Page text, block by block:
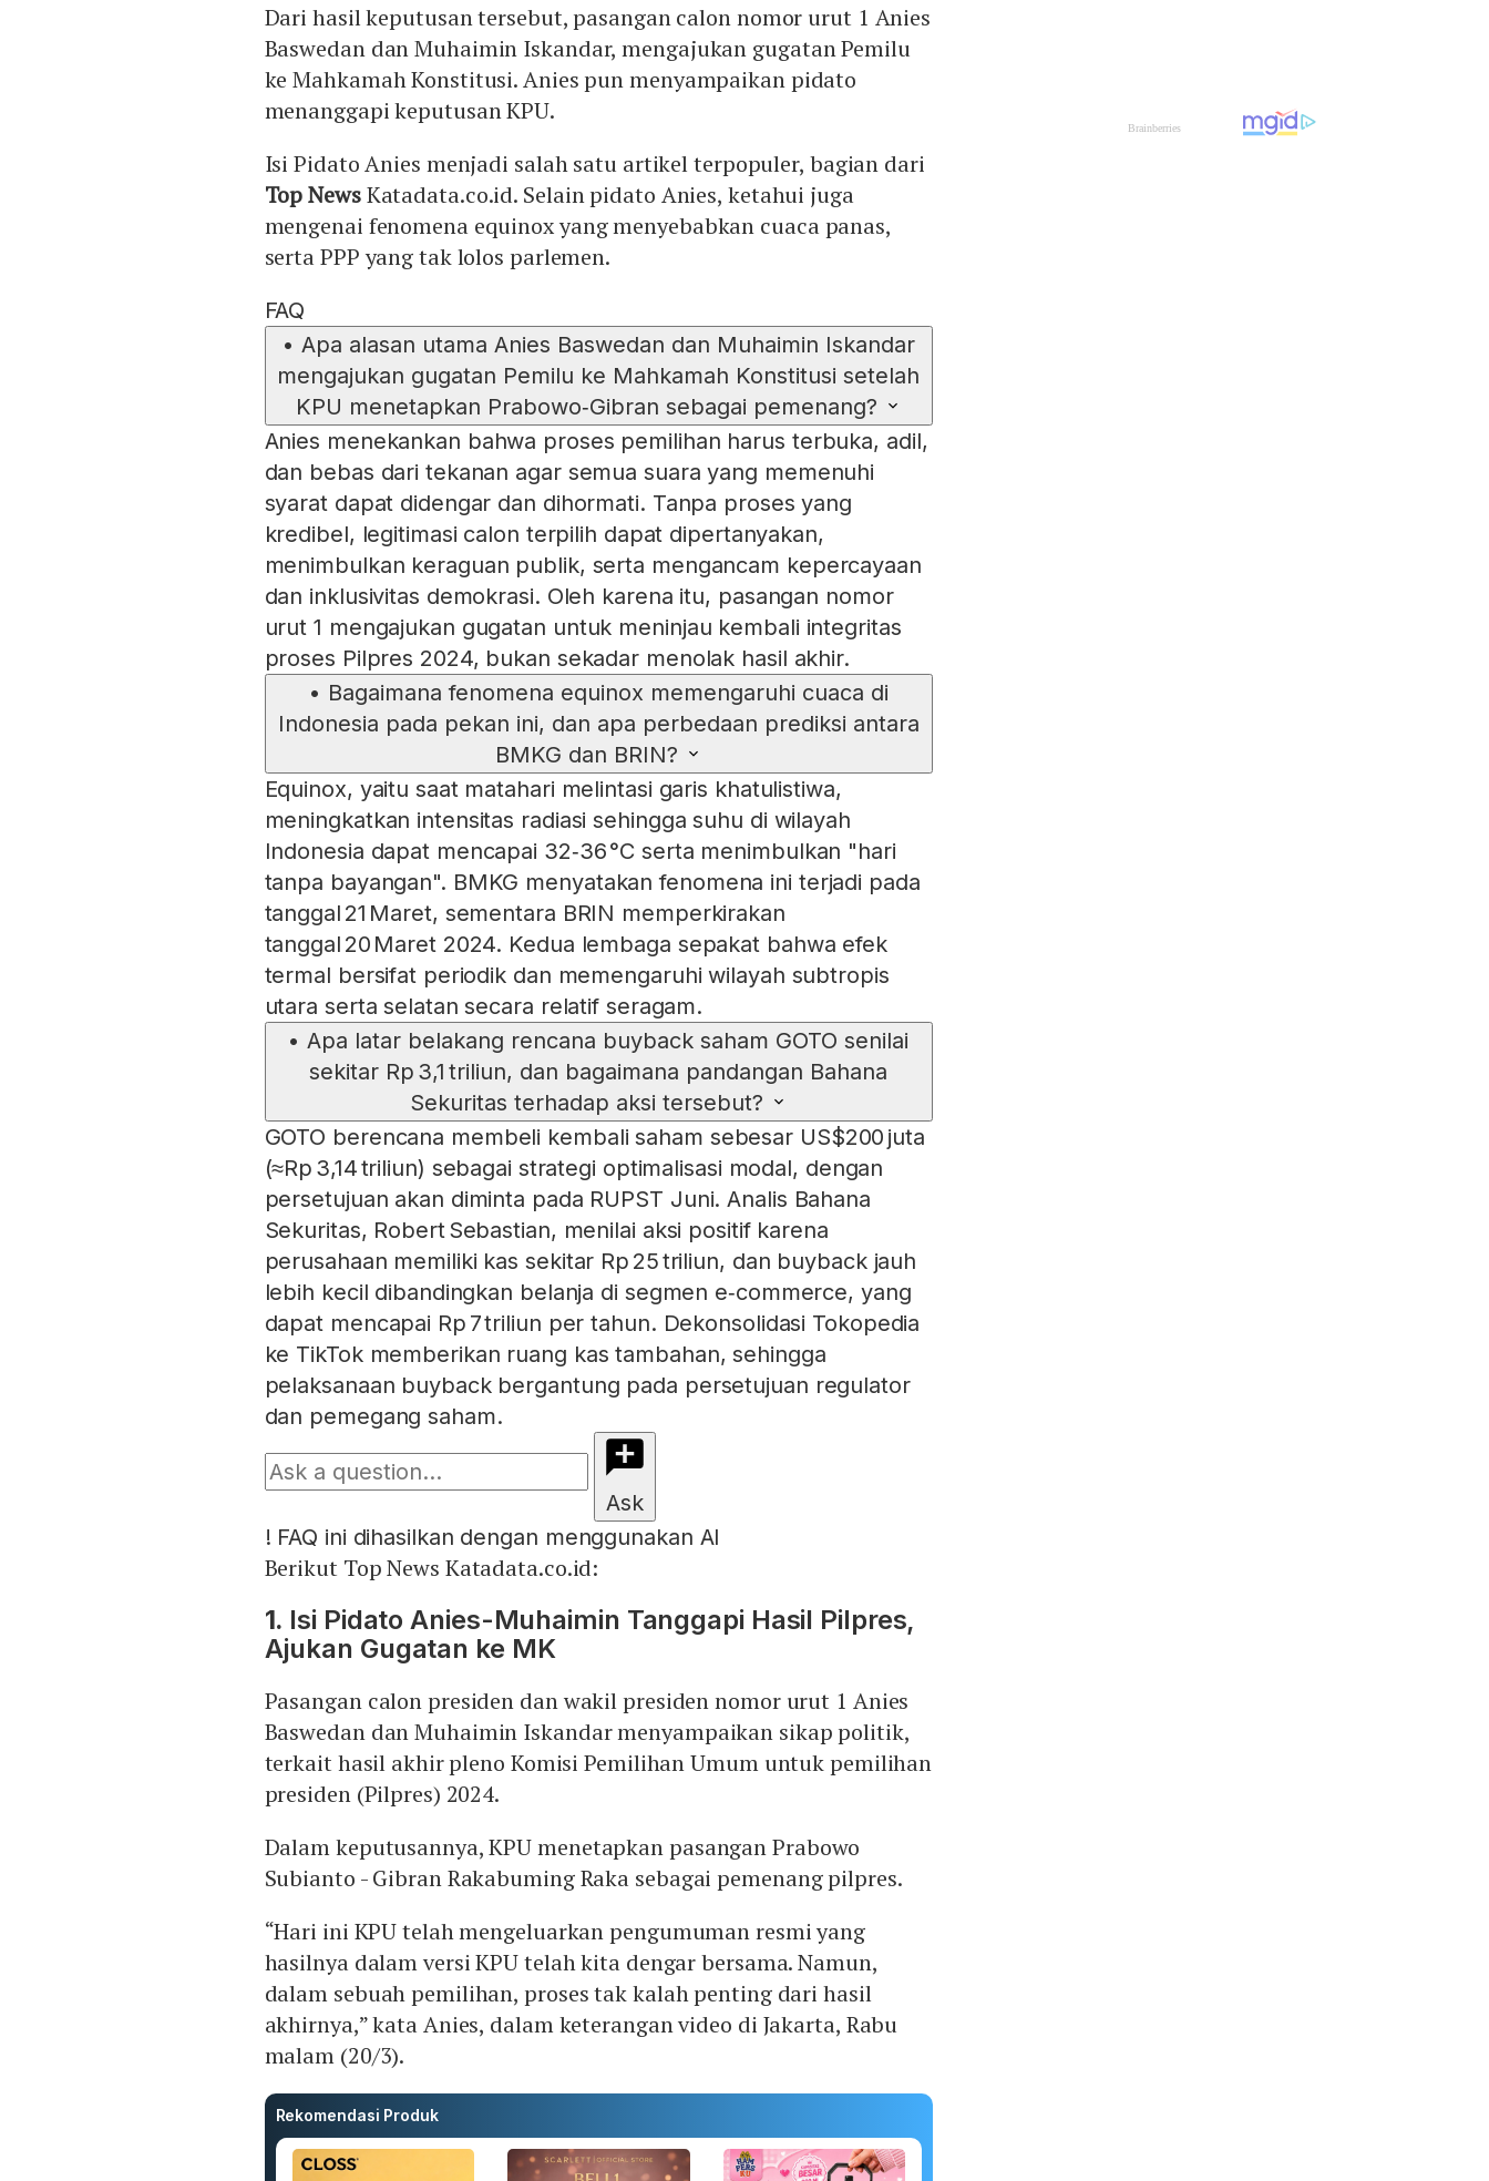
Dari hasil keputusan tersebut, pasangan calon nomor urut 1 Anies
Baswedan dan Muhaimin Iskandar, mengajukan gugatan Pemilu
ke Mahkamah Konstitusi. Anies pun menyampaikan pidato
menanggapi keputusan KPU.
Isi Pidato Anies menjadi salah satu artikel terpopuler, bagian dari
Top NewsKatadata.co.id. Selain pidato Anies, ketahui juga
mengenai fenomena equinox yang menyebabkan cuaca panas,
serta PPP yang tak lolos parlemen.
FAQ
• Apa alasan utama Anies Baswedan dan Muhaimin Iskandar
mengajukan gugatan Pemilu ke Mahkamah Konstitusi setelah
KPU menetapkan Prabowo‑Gibran sebagai pemenang?
Anies menekankan bahwa proses pemilihan harus terbuka, adil,
dan bebas dari tekanan agar semua suara yang memenuhi
syarat dapat didengar dan dihormati. Tanpa proses yang
kredibel, legitimasi calon terpilih dapat dipertanyakan,
menimbulkan keraguan publik, serta mengancam kepercayaan
dan inklusivitas demokrasi. Oleh karena itu, pasangan nomor
urut 1 mengajukan gugatan untuk meninjau kembali integritas
proses Pilpres 2024, bukan sekadar menolak hasil akhir.
• Bagaimana fenomena equinox memengaruhi cuaca di
Indonesia pada pekan ini, dan apa perbedaan prediksi antara
BMK​G dan BRIN?
Equinox, yaitu saat matahari melintasi garis khatulistiwa,
meningkatkan intensitas radiasi sehingga suhu di wilayah
Indonesia dapat mencapai 32‑36 °C serta menimbulkan "hari
tanpa bayangan". BMKG menyatakan fenomena ini terjadi pada
tanggal 21 Maret, sementara BRIN memperkirakan
tanggal 20 Maret 2024. Kedua lembaga sepakat bahwa efek
termal bersifat periodik dan memengaruhi wilayah subtropis
utara serta selatan secara relatif seragam.
• Apa latar belakang rencana buyback saham GOTO senilai
sekitar Rp 3,1 triliun, dan bagaimana pandangan Bahana
Sekuritas terhadap aksi tersebut?
GOTO berencana membeli kembali saham sebesar US$200 juta
(≈Rp 3,14 triliun) sebagai strategi optimalisasi modal, dengan
persetujuan akan diminta pada RUPST Juni. Analis Bahana
Sekuritas, Robert Sebastian, menilai aksi positif karena
perusahaan memiliki kas sekitar Rp 25 triliun, dan buyback jauh
lebih kecil dibandingkan belanja di segmen e‑commerce, yang
dapat mencapai Rp 7 triliun per tahun. Dekonsolidasi Tokopedia
ke TikTok memberikan ruang kas tambahan, sehingga
pelaksanaan buyback bergantung pada persetujuan regulator
dan pemegang saham.
Ask
! FAQ ini dihasilkan dengan menggunakan AI
Berikut Top News Katadata.co.id:
1. Isi Pidato Anies-Muhaimin Tanggapi Hasil Pilpres,
Ajukan Gugatan ke MK
Pasangan calon presiden dan wakil presiden nomor urut 1 Anies
Baswedan dan Muhaimin Iskandar menyampaikan sikap politik,
terkait hasil akhir pleno Komisi Pemilihan Umum untuk pemilihan
presiden (Pilpres) 2024.
Dalam keputusannya, KPU menetapkan pasangan Prabowo
Subianto - Gibran Rakabuming Raka sebagai pemenang pilpres.
“Hari ini KPU telah mengeluarkan pengumuman resmi yang
hasilnya dalam versi KPU telah kita dengar bersama. Namun,
dalam sebuah pemilihan, proses tak kalah penting dari hasil
akhirnya,” kata Anies, dalam keterangan video di Jakarta, Rabu
malam (20/3).
Rekomendasi Produk